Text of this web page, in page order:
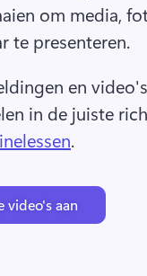
om media,
te presenteren.
en
in de juiste
.
video's aan